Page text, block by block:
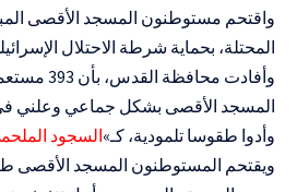
واقتحم مستوطنون المسجد الأقصى
المحتلة، بحماية شرطة الاحتلال
وأفادت
المسجد الأقصى بشكل جماعي وعلني
وأدوا طقوسا تلمودية، كـ»السجود
ويقتحم المستوطنون المسجد الأقصى